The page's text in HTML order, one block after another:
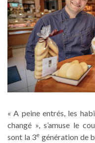
« A peine entrés, les
changé », s’amuse le
sont la 3e génération de